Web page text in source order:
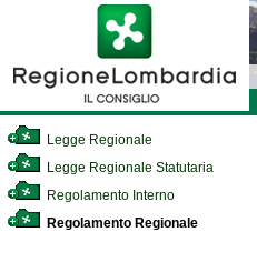
Legge Regionale
Legge Regionale Statutaria
Regolamento Interno
Regolamento Regionale